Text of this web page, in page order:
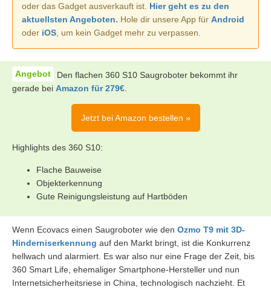
oder das Gadget ausverkauft ist. Hier geht es zu den
aktuellsten Angeboten. Hole dir unsere App für Android
oder iOS , um kein Gadget mehr zu verpassen.
Den flachen 360 S10 Saugroboter bekommt ihr
gerade bei Amazon für 279€
Jetzt bei Amazon bestellen »
Highlights des 360 S10:
Flache Bauweise
Objekterkennung
Gute Reinigungsleistung auf Hartböden
Wenn Ecovacs einen Saugroboter wie den Ozmo T9 mit 3D-
Hinderniserkennung auf den Markt bringt, ist die Konkurrenz
hellwach und alarmiert. Es war also nur eine Frage der Zeit, bis
360 Smart Life, ehemaliger Smartphone-Hersteller und nun
Internetsicherheitsriese in China, technologisch nachzieht. Et